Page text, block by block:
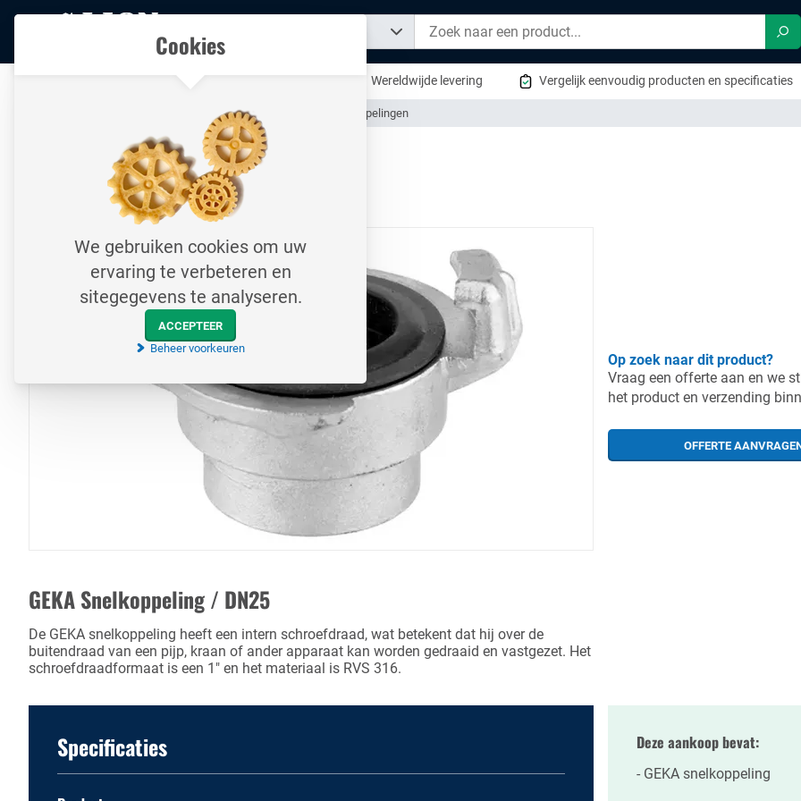
homepage
Al uw technische producten op één handige plek Wereldwijde levering Vergelijk eenvoudig producten en specificaties
Slangen & Koppelingen (Industrieel) Slangkoppelingen
GEKA Snelkoppeling / DN25
10 bar / Snelkoppeling met binnendraad / RVS
Op zoek naar dit product?
Vraag een offerte aan en we
het product en verzending
OFFERTE
GEKA Snelkoppeling / DN25
De GEKA snelkoppeling heeft een intern schroefdraad, wat betekent dat hij over de
buitendraad van een pijp, kraan of ander apparaat kan worden gedraaid en vastgezet. Het
schroefdraadformaat is een 1" en het materiaal is RVS 316.
Specificaties Deze aankoop bevat:
GEKA snelkoppeling
Cookies
We gebruiken cookies om uw
ervaring te verbeteren en
sitegegevens te analyseren.
ACCEPTEER
Beheer voorkeuren